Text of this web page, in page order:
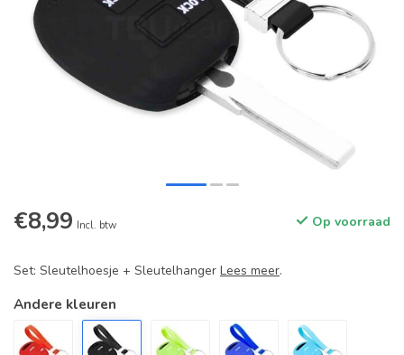
€8,99 Incl. btw Op voorraad
Set: Sleutelhoesje + Sleutelhanger Lees meer.
Andere kleuren